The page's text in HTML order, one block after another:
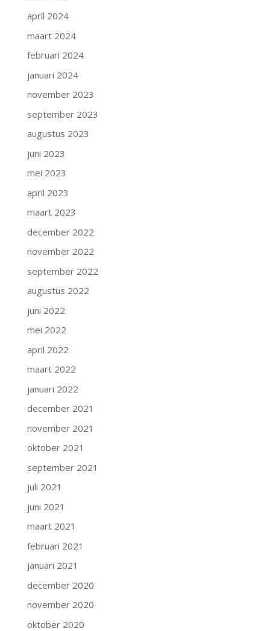
april 2024
maart 2024
februari 2024
januari 2024
november 2023
september 2023
augustus 2023
juni 2023
mei 2023
april 2023
maart 2023
december 2022
november 2022
september 2022
augustus 2022
juni 2022
mei 2022
april 2022
maart 2022
januari 2022
december 2021
november 2021
oktober 2021
september 2021
juli 2021
juni 2021
maart 2021
februari 2021
januari 2021
december 2020
november 2020
oktober 2020